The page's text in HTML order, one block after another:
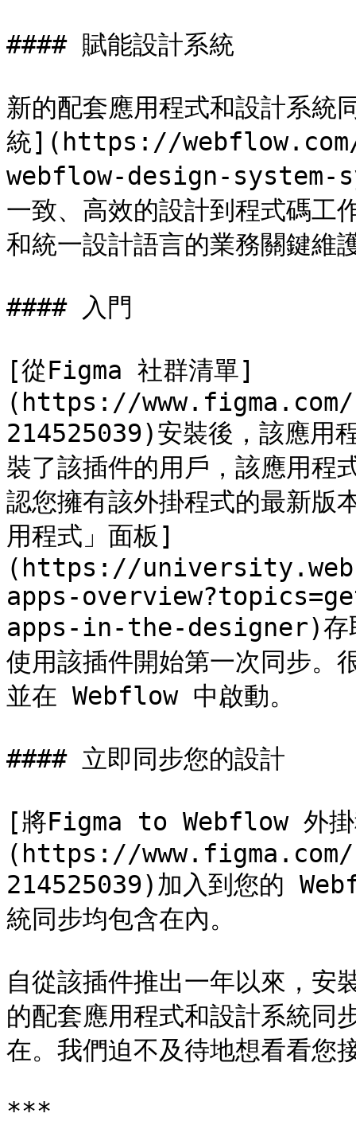
#### 賦能設計系統
新的配套應用程式和設計系統
統](https://
webflow-design-system-
一致、高效的設計到程式碼工
和統一設計語言的業務關鍵維
#### 入門
[從Figma 社群清單]
(https://www.figma.com/
214525039)安裝後，該應用
裝了該插件的用戶，該應用程
認您擁有該外掛程式的最新
用程式」面板]
(https://
apps-
apps-in-the-designer)存取
使用該插件開始第一次同步
並在 Webflow 中啟動。
#### 立即同步您的設計
[將Figma to Webflow 外
(https://www.figma.com/
214525039)加入到您的
統同步均包含在內。
自從該插件推出一年以來，
的配套應用程式和設計系統同
在。我們迫不及待地想看看您
***